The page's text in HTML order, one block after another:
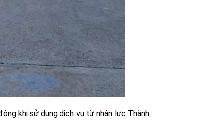
khi sử dụng dịch vụ từ nhân lực Thành